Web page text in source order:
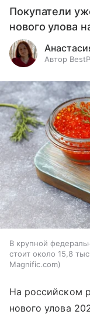
Покупатели
нового улова
Автор
В крупной
стоит около 15,8
Magnific.com
На российском
нового улова